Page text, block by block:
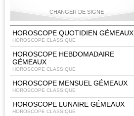
CHANGER DE SIGNE
Bélier Taureau Gémeaux Cancer
Lion Vierge Balance Scorpion
HOROSCOPE QUOTIDIEN GÉMEAUX
HOROSCOPE CLASSIQUE
HOROSCOPE HEBDOMADAIRE
GÉMEAUX
HOROSCOPE CLASSIQUE
HOROSCOPE MENSUEL GÉMEAUX
HOROSCOPE CLASSIQUE
HOROSCOPE LUNAIRE GÉMEAUX
HOROSCOPE CLASSIQUE